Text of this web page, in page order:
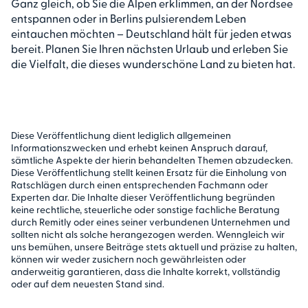
Ganz gleich, ob Sie die Alpen erklimmen, an der Nordsee
entspannen oder in Berlins pulsierendem Leben
eintauchen möchten – Deutschland hält für jeden etwas
bereit. Planen Sie Ihren nächsten Urlaub und erleben Sie
die Vielfalt, die dieses wunderschöne Land zu bieten hat.
Diese Veröffentlichung dient lediglich allgemeinen
Informationszwecken und erhebt keinen Anspruch darauf,
sämtliche Aspekte der hierin behandelten Themen abzudecken.
Diese Veröffentlichung stellt keinen Ersatz für die Einholung von
Ratschlägen durch einen entsprechenden Fachmann oder
Experten dar. Die Inhalte dieser Veröffentlichung begründen
keine rechtliche, steuerliche oder sonstige fachliche Beratung
durch Remitly oder eines seiner verbundenen Unternehmen und
sollten nicht als solche herangezogen werden. Wenngleich wir
uns bemühen, unsere Beiträge stets aktuell und präzise zu halten,
können wir weder zusichern noch gewährleisten oder
anderweitig garantieren, dass die Inhalte korrekt, vollständig
oder auf dem neuesten Stand sind.